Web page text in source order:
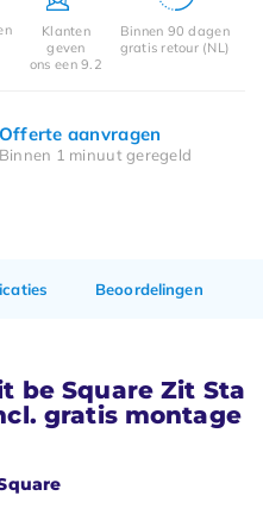
Klanten
geven
ons een 9.2
Binnen 90 dagen
gratis retour (NL)
Offerte aanvragen
Binnen 1 minuut geregeld
Beoordelingen
be Square Zit Sta
gratis montage